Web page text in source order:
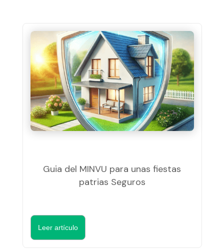
Guia del MINVU para unas fiestas
patrias Seguros
Leer artículo